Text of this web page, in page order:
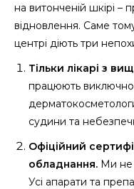
на витонченій шкірі –
відновлення. Саме
центрі діють три
Тільки лікарі з
працюють
судини та
Офіційний
обладнання. Ми не
Усі апарати та